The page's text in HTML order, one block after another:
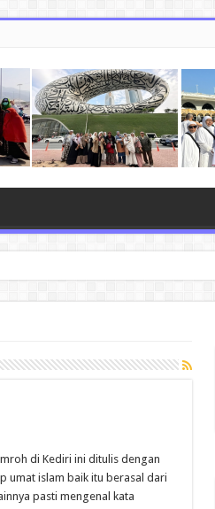
di Kediri ini ditulis dengan
umat islam baik itu berasal dari
pasti mengenal kata